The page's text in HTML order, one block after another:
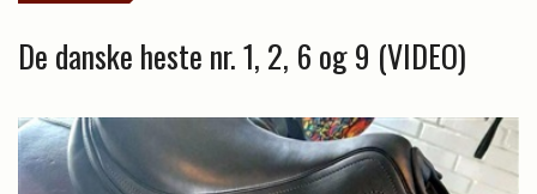
De danske heste nr. 1, 2, 6 og 9 (VIDEO)